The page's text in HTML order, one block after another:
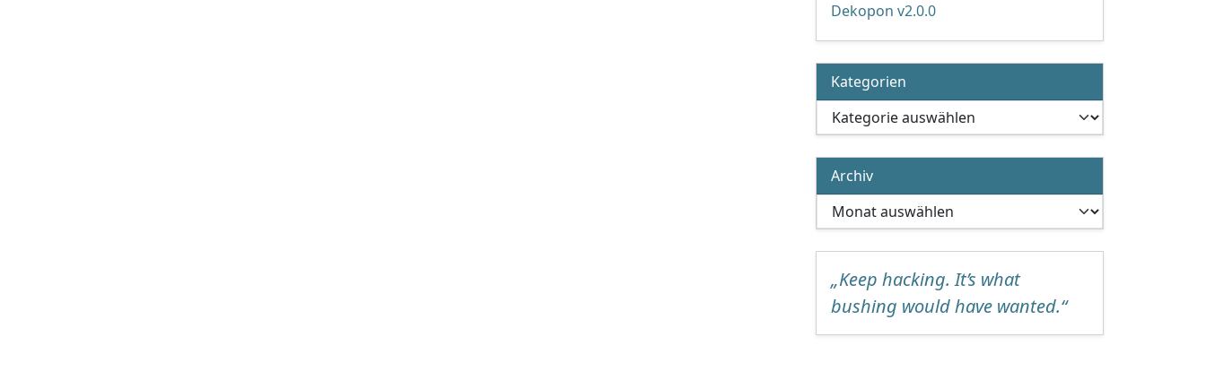
Dekopon v2.0.0
Kategorien
Kategorien
Archiv
Archiv
„Keep hacking. It’s what
bushing would have wanted.“